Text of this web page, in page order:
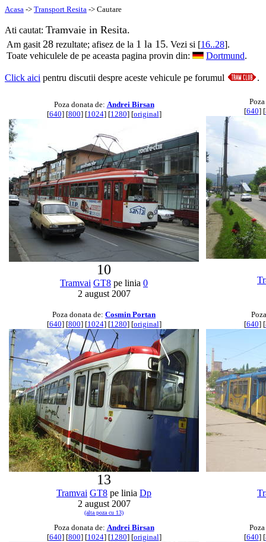
Acasa -> Transport Resita -> Cautare
Ati cautat: Tramvaie in Resita.
Am gasit 28 rezultate; afisez de la 1 la 15. Vezi si [16..28].
Toate vehiculele de pe aceasta pagina provin din:
Dortmund.
Click aici pentru discutii despre aceste vehicule pe forumul .
Poza donata de: Andrei Birsan
[640] [800] [1024] [1280] [original]
10
Tramvai GT8 pe linia 0
2 august 2007
[640] [
Poza donata de: Cosmin Portan
[640] [800] [1024] [1280] [original]
13
Tramvai GT8 pe linia Dp
2 august 2007
(alta poza cu 13)
[640] [
Poza donata de: Andrei Birsan
[640] [800] [1024] [1280] [original]
[640] [